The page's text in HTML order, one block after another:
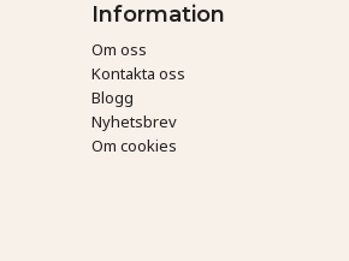
Information
Om oss
Kontakta oss
Blogg
Nyhetsbrev
Om cookies